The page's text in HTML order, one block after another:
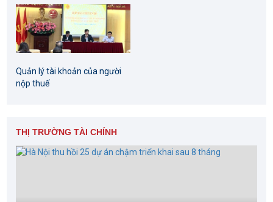
Quản lý tài khoản của người
nộp thuế
THỊ TRƯỜNG TÀI CHÍNH